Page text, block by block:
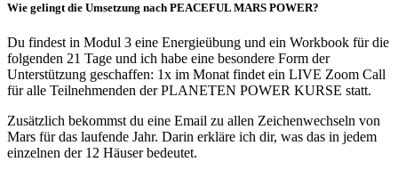
Wie gelingt die Umsetzung nach PEACEFUL MARS POWER?
Du findest in Modul 3 eine Energieübung und ein Workbook für die
folgenden 21 Tage und ich habe eine besondere Form der
Unterstützung geschaffen: 1x im Monat findet ein LIVE Zoom Call
für alle Teilnehmenden der PLANETEN POWER KURSE statt.
Zusätzlich bekommst du eine Email zu allen Zeichenwechseln von
Mars für das laufende Jahr. Darin erkläre ich dir, was das in jedem
einzelnen der 12 Häuser bedeutet.